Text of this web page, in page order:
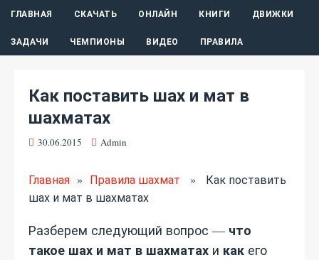
ГЛАВНАЯ СКАЧАТЬ ОНЛАЙН КНИГИ ДВИЖКИ
ЗАДАЧИ ЧЕМПИОНЫ ВИДЕО ПРАВИЛА
Как поставить шах и мат в
шахматах
30.06.2015 Admin
Главная » Правила шахмат » Как поставить
шах и мат в шахматах
Разберем следующий вопрос — что
такое шах и мат в шахматах и как его